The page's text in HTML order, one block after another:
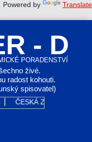
Powered by Translate
- D
PORADENSTVÍ
živé.
radost kohouti.
spisovatel)
ČESKÁ ZBROJOVKA GR